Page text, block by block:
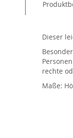
galleryDieser
rechte
Maße: